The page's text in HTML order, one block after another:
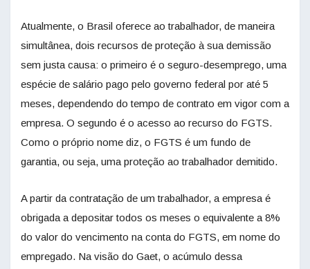
Atualmente, o Brasil oferece ao trabalhador, de maneira
simultânea, dois recursos de proteção à sua demissão
sem justa causa: o primeiro é o seguro-desemprego, uma
espécie de salário pago pelo governo federal por até 5
meses, dependendo do tempo de contrato em vigor com a
empresa. O segundo é o acesso ao recurso do FGTS.
Como o próprio nome diz, o FGTS é um fundo de
garantia, ou seja, uma proteção ao trabalhador demitido.
A partir da contratação de um trabalhador, a empresa é
obrigada a depositar todos os meses o equivalente a 8%
do valor do vencimento na conta do FGTS, em nome do
empregado. Na visão do Gaet, o acúmulo dessa